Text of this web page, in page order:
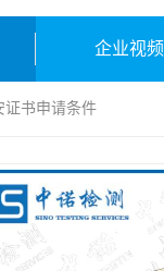
企业视频
证书申请条件